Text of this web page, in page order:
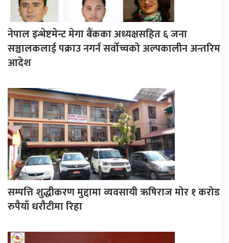
नेपाल इन्भेष्टमेन्ट मेगा बैंकका अध्यक्षसहित ६ जना
सञ्चालकलाई पक्राउ नगर्न सर्वोच्चको अल्पकालीन अन्तरिम
आदेश
सम्पत्ति शुद्धीकरण मुद्दामा व्यवसायी ऋषिराज मोर १ करोड
रुपैयाँ धरौटीमा रिहा